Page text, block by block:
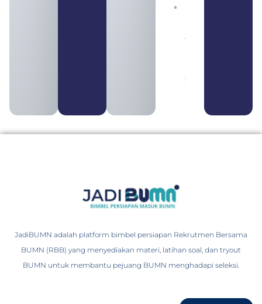
yang
August 4,
2026
JadiBUMN adalah platform bimbel persiapan Rekrutmen Bersama
BUMN (RBB) yang menyediakan materi, latihan soal, dan tryout
BUMN untuk membantu pejuang BUMN menghadapi seleksi.